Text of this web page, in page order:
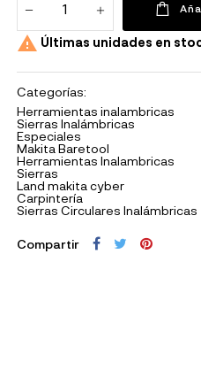
 Últimas unidades en
Categorías:
Herramientas inalambricas
Sierras Inalámbricas
Especiales
Makita Baretool
Herramientas Inalambricas
Sierras
Land makita cyber
Carpintería
Sierras Circulares Inalámbricas
Compartir